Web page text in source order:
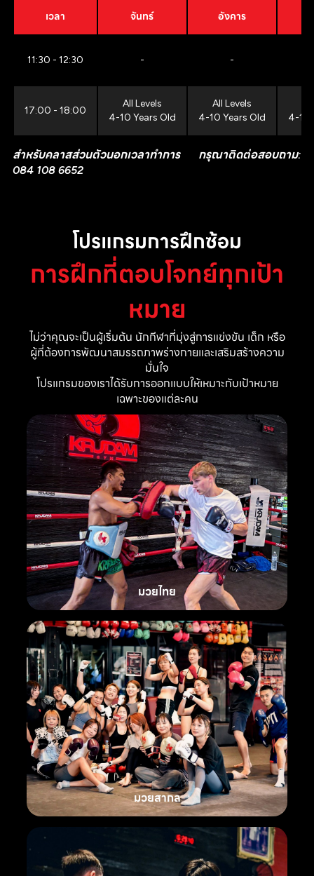
เวลา จันทร์ อังคาร
11:30 - 12:30 - -
17:00 - 18:00
All Levels
4-10 Years Old
All Levels
4-10 Years Old
4-10
สำหรับคลาสส่วนตัวนอกเวลาทำการ กรุณาติดต่อสอบถาม:
084 108 6652
โปรแกรมการฝึกซ้อม
การฝึกที่ตอบโจทย์ทุกเป้า
หมาย
ไม่ว่าคุณจะเป็นผู้เริ่มต้น นักกีฬาที่มุ่งสู่การแข่งขัน เด็ก หรือ
ผู้ที่ต้องการพัฒนาสมรรถภาพร่างกายและเสริมสร้างความ
มั่นใจ
โปรแกรมของเราได้รับการออกแบบให้เหมาะกับเป้าหมาย
เฉพาะของแต่ละคน
มวยไทย
มวยสากล